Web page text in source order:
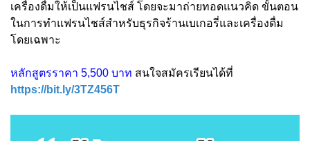
เครื่องดื่มให้เป็นแฟรนไชส์ โดยจะมาถ่ายทอดแนวคิด ขั้นตอน
ในการทำแฟรนไชส์สำหรับธุรกิจร้านเบเกอรี่และเครื่องดื่ม
โดยเฉพาะ
หลักสูตรราคา 5,500 บาท สนใจสมัครเรียนได้ที่
https://bit.ly/3TZ456T